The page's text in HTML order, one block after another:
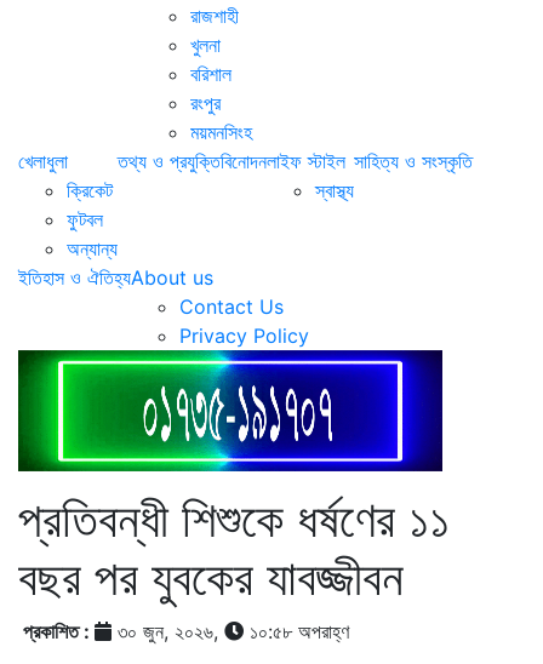
রাজশাহী
খুলনা
বরিশাল
রংপুর
ময়মনসিংহ
খেলাধুলা
ক্রিকেট
ফুটবল
অন্যান্য
তথ্য ও প্রযুক্তিবিনোদনলাইফ স্টাইল
স্বাস্থ্য
সাহিত্য ও সংস্কৃতি
ইতিহাস ও ঐতিহ্যAbout us
Contact Us
Privacy Policy
প্রতিবন্ধী শিশুকে ধর্ষণের ১১
বছর পর যুবকের যাবজ্জীবন
প্রকাশিত : ৩০ জুন, ২০২৬, ১০:৫৮ অপরাহ্ণ